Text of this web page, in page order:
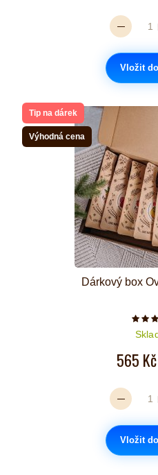
Vložit
Tip na dárek
Výhodná cena
Dárkový box
565 Kč
Vložit